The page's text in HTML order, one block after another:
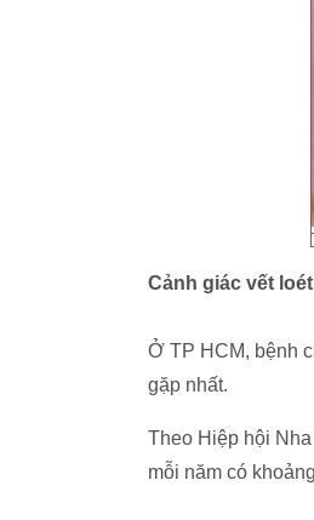
Cảnh giác vết
Ở TP HCM, bệnh
gặp nhất.
Theo Hiệp hội
mỗi năm có